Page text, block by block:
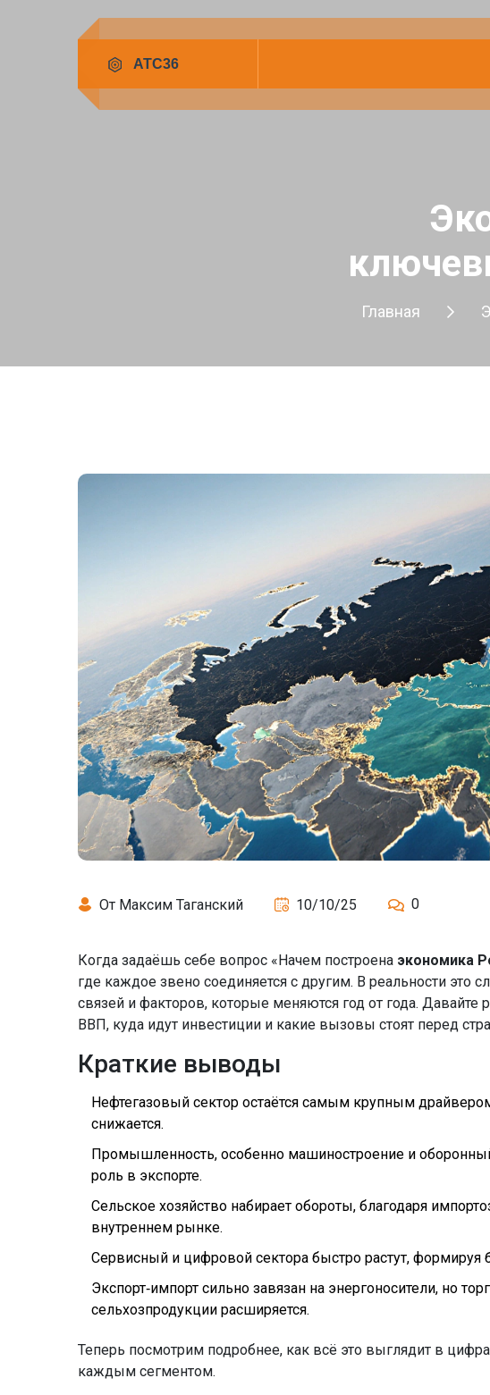
Главная
От Максим Таганский 10/10/25 0
Когда задаёшь себе вопрос «Начем построена экономика
где каждое звено соединяется с другим. В реальности это
связей и факторов, которые меняются год от года.
ВВП, куда идут инвестиции и какие вызовы стоят перед
Краткие выводы
Нефтегазовый сектор остаётся самым крупным
снижается.
Промышленность, особенно машиностроение и
роль в экспорте.
Сельское хозяйство набирает обороты, благодаря
внутреннем рынке.
Сервисный и цифровой сектора быстро растут, формируя
Экспорт‑импорт сильно завязан на энергоносители, но
сельхозпродукции расширяется.
Теперь посмотрим подробнее, как всё это выглядит в
каждым сегментом.